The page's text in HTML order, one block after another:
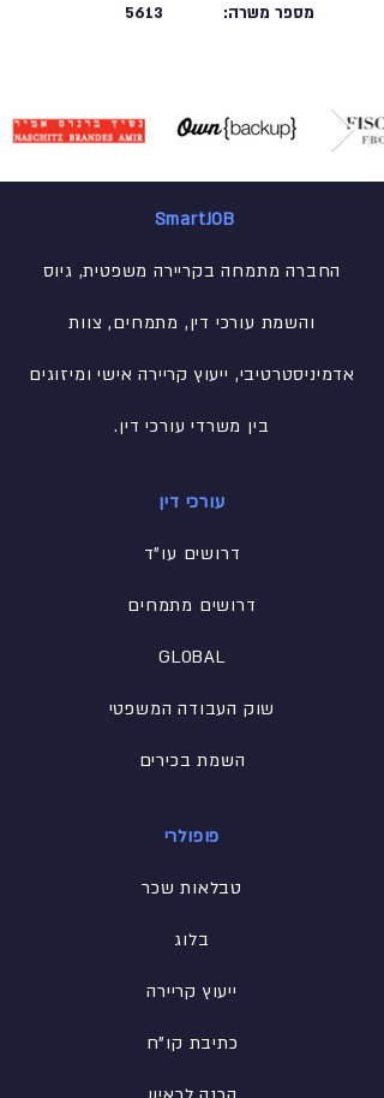
5613 מספר משרה:
SmartJOB
החברה מתמחה בקריירה משפטית, גיוס
והשמת עורכי דין, מתמחים, צוות
אדמיניסטרטיבי, ייעוץ קריירה אישי ומיזוגים
בין משרדי עורכי דין.
עורכי דין
דרושים עו"ד
דרושים מתמחים
GLOBAL
שוק העבודה המשפטי
השמת בכירים
פופולרי
טבלאות שכר
בלוג
ייעוץ קריירה
כתיבת קו"ח